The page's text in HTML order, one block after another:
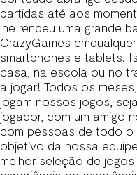
partidas até aos
lhe rendeu uma grande
CrazyGames
smartphones e tablets.
casa, na escola ou no
a jogar! Todos os
jogam nossos jogos,
jogador, com um amigo
com pessoas de todo o
objetivo da nossa
melhor seleção de